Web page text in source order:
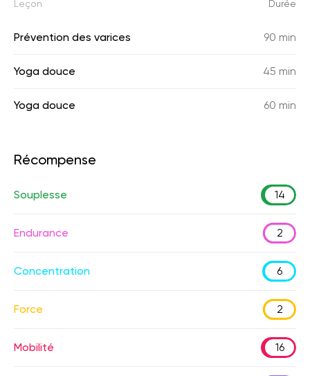
Leçon Durée
Prévention des varices 90 min
Yoga douce 45 min
Yoga douce 60 min
Récompense
Souplesse 14
Endurance 2
Concentration 6
Force 2
Mobilité 16